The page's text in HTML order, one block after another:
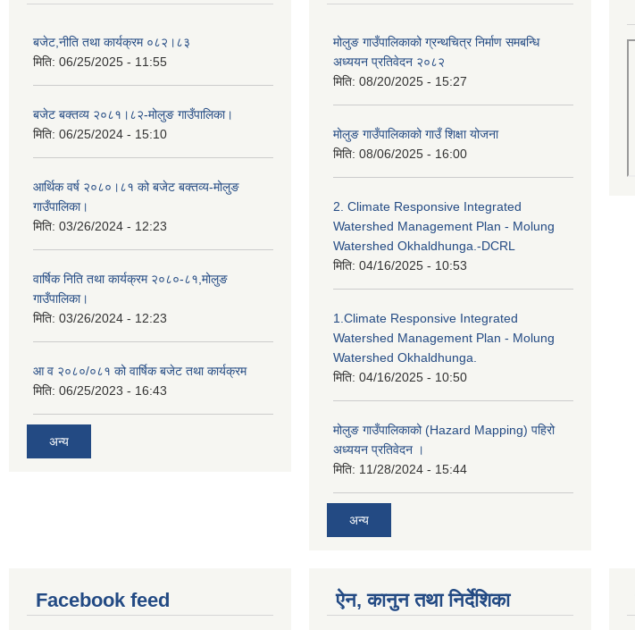
बजेट,नीति तथा कार्यक्रम ०८२।८३
मिति: 06/25/2025 - 11:55
बजेट बक्तव्य २०८१।८२-मोलुङ गाउँपालिका।
मिति: 06/25/2024 - 15:10
आर्थिक वर्ष २०८०।८१ को बजेट बक्तव्य-मोलुङ
गाउँपालिका।
मिति: 03/26/2024 - 12:23
वार्षिक निति तथा कार्यक्रम २०८०-८१,मोलुङ
गाउँपालिका।
मिति: 03/26/2024 - 12:23
आ व २०८०/०८१ को वार्षिक बजेट तथा कार्यक्रम
मिति: 06/25/2023 - 16:43
अन्य
मोलुङ गाउँपालिकाको ग्रन्थचित्र निर्माण समबन्धि
अध्ययन प्रतिवेदन २०८२
मिति: 08/20/2025 - 15:27
मोलुङ गाउँपालिकाको गाउँ शिक्षा योजना
मिति: 08/06/2025 - 16:00
2. Climate Responsive Integrated
Watershed Management Plan - Molung
Watershed Okhaldhunga.-DCRL
मिति: 04/16/2025 - 10:53
1.Climate Responsive Integrated
Watershed Management Plan - Molung
Watershed Okhaldhunga.
मिति: 04/16/2025 - 10:50
मोलुङ गाउँपालिकाको (Hazard Mapping) पहिरो
अध्ययन प्रतिवेदन ।
मिति: 11/28/2024 - 15:44
अन्य
Facebook feed ऐन, कानुन तथा निर्देशिका